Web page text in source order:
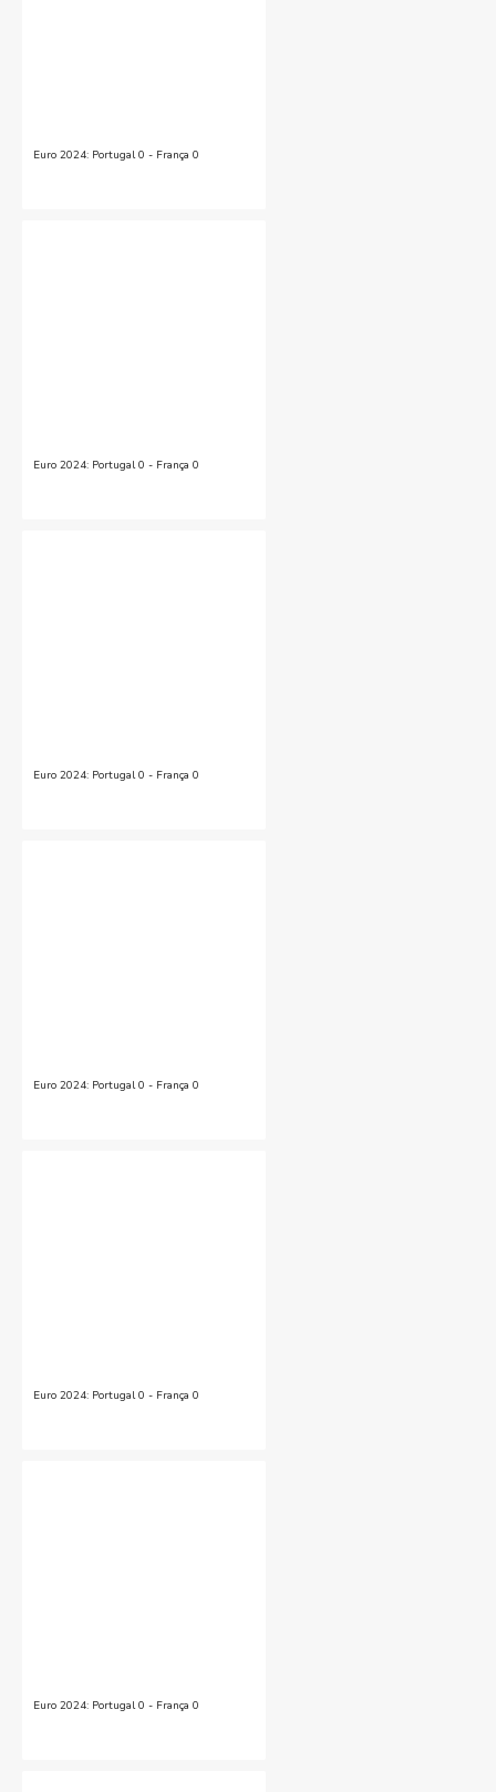
Euro 2024: Portugal 0 - França 0
Euro 2024: Portugal 0 - França 0
Euro 2024: Portugal 0 - França 0
Euro 2024: Portugal 0 - França 0
Euro 2024: Portugal 0 - França 0
Euro 2024: Portugal 0 - França 0